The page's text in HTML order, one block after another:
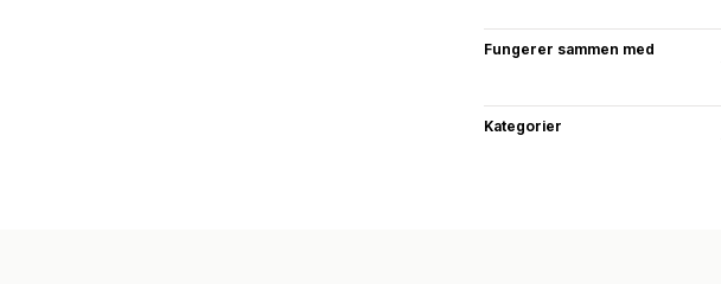
Fungerer sammen med
Kategorier